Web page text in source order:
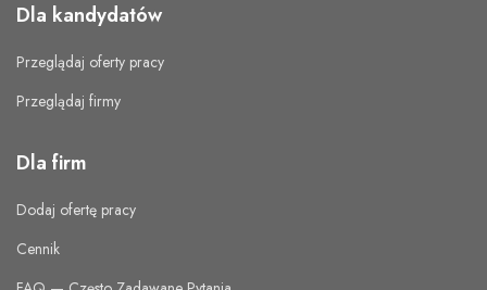
Dla kandydatów
Przeglądaj oferty pracy
Przeglądaj firmy
Dla firm
Dodaj ofertę pracy
Cennik